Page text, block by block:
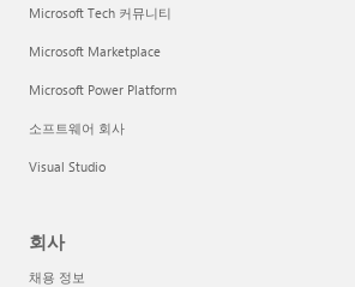
Microsoft Tech 커뮤니티
Microsoft Marketplace
Microsoft Power Platform
소프트웨어 회사
Visual Studio
회사
채용 정보